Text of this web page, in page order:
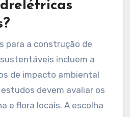
para a construção de
incluem a
de impacto ambiental
devem avaliar os
e flora locais. A escolha